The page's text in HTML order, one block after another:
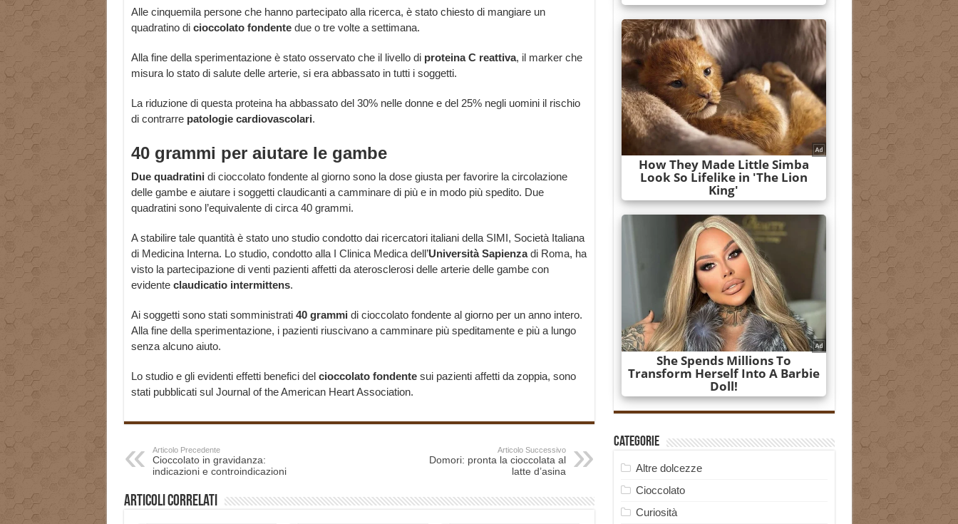
Alle cinquemila persone che hanno partecipato alla ricerca, è stato chiesto di mangiare un
quadratino di cioccolato fondentedue o tre volte a settimana.
Alla fine della sperimentazione è stato osservato che il livello di proteina C reattiva, il marker che
misura lo stato di salute delle arterie, si era abbassato in tutti i soggetti.
La riduzione di questa proteina ha abbassato del 30% nelle donne e del 25% negli uomini il rischio
di contrarre patologie cardiovascolari.
40 grammi per aiutare le gambe
Due quadratini di cioccolato fondente al giorno sono la dose giusta per favorire la circolazione
delle gambe e aiutare i soggetti claudicanti a camminare di più e in modo più spedito. Due
quadratini sono l’equivalente di circa 40 grammi.
A stabilire tale quantità è stato uno studio condotto dai ricercatori italiani della SIMI, Società Italiana
di Medicina Interna. Lo studio, condotto alla I Clinica Medica dell’Università Sapienzadi Roma, ha
visto la partecipazione di venti pazienti affetti da aterosclerosi delle arterie delle gambe con
evidenteclaudicatio intermittens.
Ai soggetti sono stati somministrati 40 grammi di cioccolato fondente al giorno per un anno intero.
Alla fine della sperimentazione, i pazienti riuscivano a camminare più speditamente e più a lungo
senza alcuno aiuto.
Lo studio e gli evidenti effetti benefici del cioccolato fondentesui pazienti affetti da zoppia, sono
stati pubblicati sul Journal of the American Heart Association.
Articolo Precedente
Cioccolato in gravidanza:
indicazioni e controindicazioni
Articolo Successivo
Domori: pronta la cioccolata al
latte d’asina
Articoli correlati
Categorie
Altre dolcezze
Cioccolato
Curiosità